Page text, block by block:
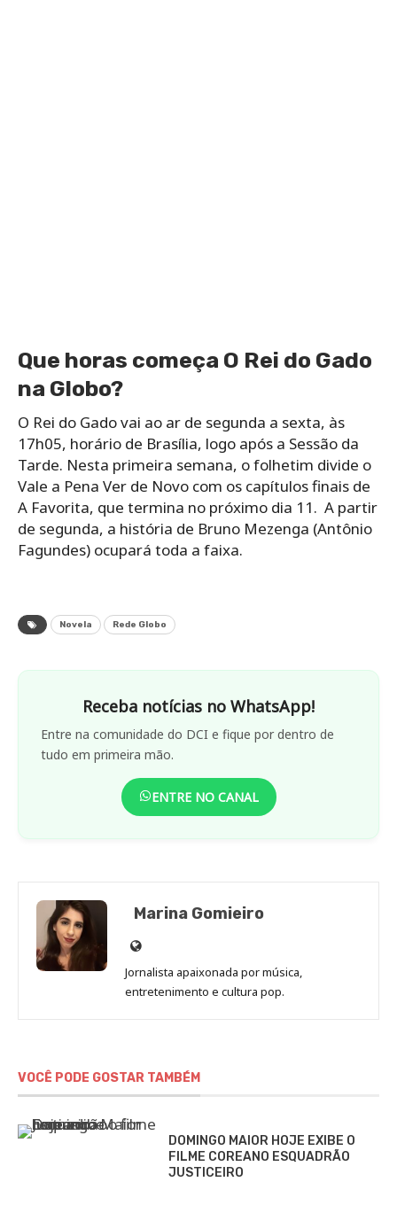
Que horas começa O Rei do Gado
na Globo?
O Rei do Gado vai ao ar de segunda a sexta, às
17h05, horário de Brasília, logo após a Sessão da
Tarde. Nesta primeira semana, o folhetim divide o
Vale a Pena Ver de Novo com os capítulos finais de
A Favorita, que termina no próximo dia 11. A partir
de segunda, a história de Bruno Mezenga (Antônio
Fagundes) ocupará toda a faixa.
Novela Rede Globo
Receba notícias no WhatsApp!
Entre na comunidade do DCI e fique por dentro de
tudo em primeira mão.
ENTRE NO CANAL
Marina Gomieiro
Site
de
Marina
Jornalista apaixonada por música,
entretenimento e cultura pop.
VOCÊ PODE GOSTAR TAMBÉM
DOMINGO MAIOR HOJE EXIBE O
FILME COREANO ESQUADRÃO
JUSTICEIRO